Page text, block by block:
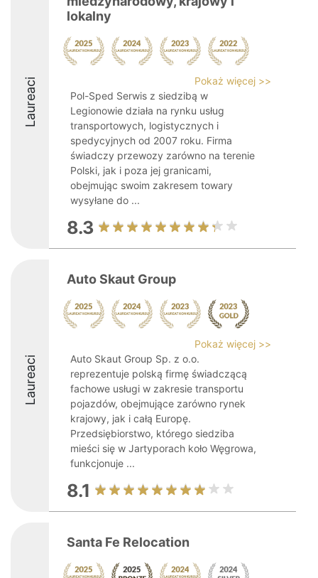
Laureaci
lokalny
Pokaż więcej >>
Pol-Sped Serwis z siedzibą w
Legionowie działa na rynku usług
transportowych, logistycznych i
spedycyjnych od 2007 roku. Firma
świadczy przewozy zarówno na terenie
Polski, jak i poza jej granicami,
obejmując swoim zakresem towary
wysyłane do ...
8.3
Laureaci
Auto Skaut Group
Pokaż więcej >>
Auto Skaut Group Sp. z o.o.
reprezentuje polską firmę świadczącą
fachowe usługi w zakresie transportu
pojazdów, obejmujące zarówno rynek
krajowy, jak i całą Europę.
Przedsiębiorstwo, którego siedziba
mieści się w Jartyporach koło Węgrowa,
funkcjonuje ...
8.1
Santa Fe Relocation